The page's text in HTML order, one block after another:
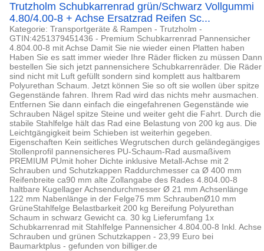
Trutzholm Schubkarrenrad grün/Schwarz Vollgummi
4.80/4.00-8 + Achse Ersatzrad Reifen Sc...
Kategorie: Transportgeräte & Rampen - Trutzholm -
GTIN:4251379451436 - Premium Schubkarrenrad Pannensicher
4.804.00-8 mit Achse Damit Sie nie wieder einen Platten haben
Haben Sie es satt immer wieder Ihre Räder flicken zu müssen Dann
bestellen Sie sich jetzt pannensichere Schubkarrenräder. Die Räder
sind nicht mit Luft gefüllt sondern sind komplett aus haltbarem
Polyurethan Schaum. Jetzt können Sie so oft sie wollen über spitze
Gegenstände fahren. Ihrem Rad wird das nichts mehr ausmachen.
Entfernen Sie dann einfach die eingefahrenen Gegenstände wie
Schrauben Nägel spitze Steine und weiter geht die Fahrt. Durch die
stabile Stahlfelge hält das Rad eine Belastung von 200 kg aus. Die
Leichtgängigkeit beim Schieben ist weiterhin gegeben.
Eigenschaften Kein seitliches Wegrutschen durch geländegängiges
Stollenprofil pannensicheres PU-Schaum-Rad ausmaßivem
PREMIUM PUmit hoher Dichte inklusive Metall-Achse mit 2
Schrauben und Schutzkappen Raddurchmesser ca Ø 400 mm
Reifenbreite ca90 mm alte Zollangabe des Rades 4.804.00-8
haltbare Kugellager Achsendurchmesser Ø 21 mm Achsenlänge
122 mm Nabenlänge in der Felge75 mm SchraubenØ10 mm
GrüneStahlfelge Belastbarkeit 200 kg Bereifung Polyurethan
Schaum in schwarz Gewicht ca. 30 kg Lieferumfang 1x
Schubkarrenrad mit Stahlfelge Pannensicher 4.804.00-8 Inkl. Achse
Schrauben und grünen Schutzkappen - 23,99 Euro bei
Baumarktplus - gefunden von billiger.de